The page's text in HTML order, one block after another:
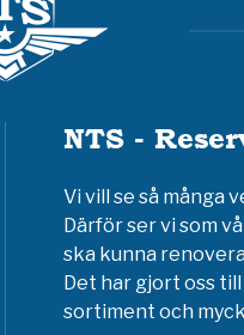
NTS -
Vi vill se så många
Därför ser vi som
ska kunna
Det har gjort oss
sortiment och